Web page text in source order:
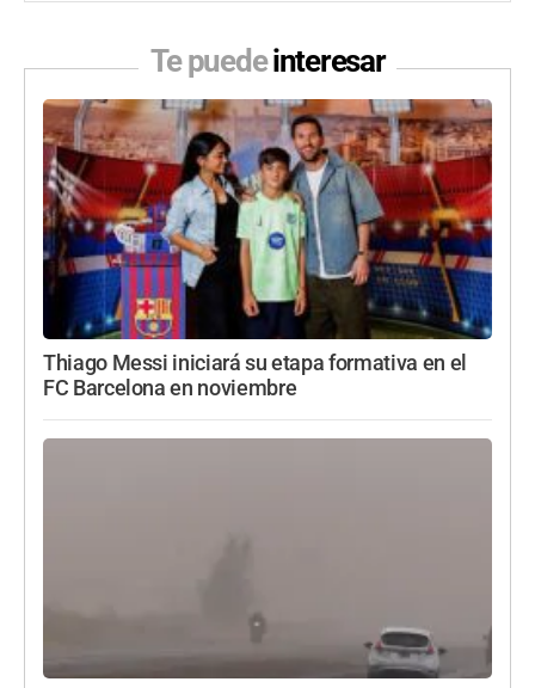
Te puedeinteresar
Thiago Messi iniciará su etapa formativa en el
FC Barcelona en noviembre